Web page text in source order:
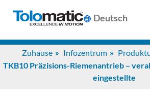
Deutsch
Zuhause Infozentrum
TKB10 Präzisions-Riemenantrieb –
eingestellte
Search
for: